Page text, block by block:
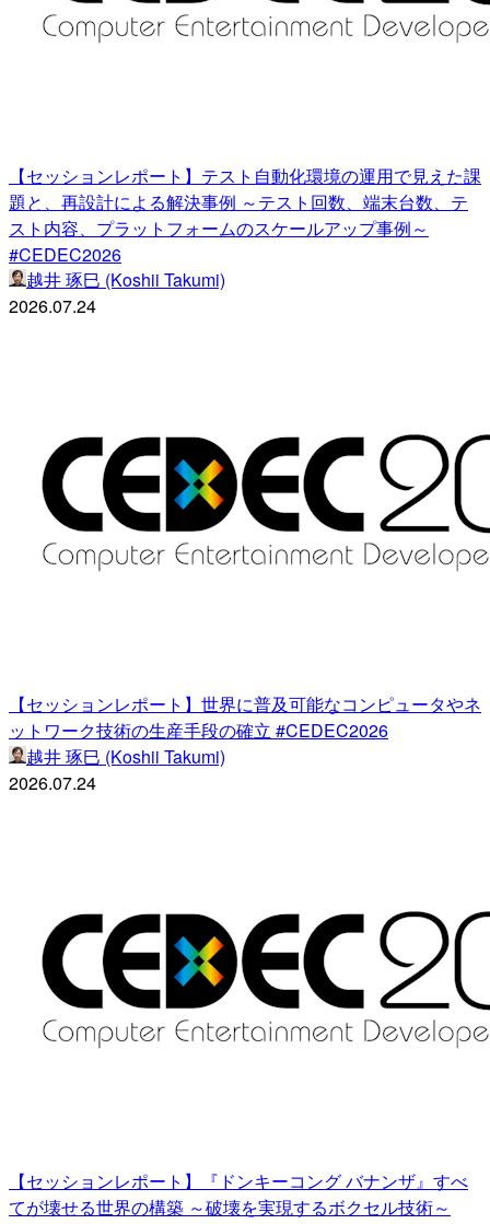
【セッションレポート】テスト自動化環境の運用で見えた課
題と、再設計による解決事例 ～テスト回数、端末台数、テ
スト内容、プラットフォームのスケールアップ事例～
#CEDEC2026
越井 琢巳 (Koshii Takumi)
2026.07.24
【セッションレポート】世界に普及可能なコンピュータやネ
ットワーク技術の生産手段の確立 #CEDEC2026
越井 琢巳 (Koshii Takumi)
2026.07.24
【セッションレポート】『ドンキーコング バナンザ』すべ
てが壊せる世界の構築 ～破壊を実現するボクセル技術～